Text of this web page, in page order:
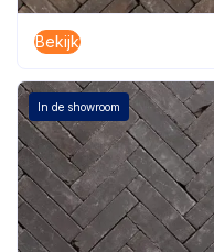
Bekijk
In de showroom